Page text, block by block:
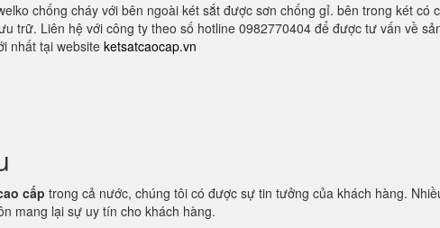
chống cháy với bên ngoài két sắt được sơn chống gỉ. bên trong két có
trữ. Liên hệ với công ty theo số hotline 0982770404 để được tư vấn về
nhất tại website ketsatcaocap.vn
cấp trong cả nước, chúng tôi có được sự tin tưởng của khách hàng.
mang lại sự uy tín cho khách hàng.